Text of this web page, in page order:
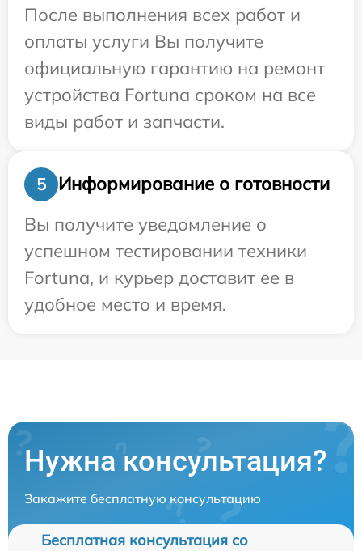
После выполнения всех работ и
оплаты услуги Вы получите
официальную гарантию на ремонт
устройства Fortuna сроком на все
виды работ и запчасти.
5
Информирование о готовности
Вы получите уведомление о
успешном тестировании техники
Fortuna, и курьер доставит ее в
удобное место и время.
Нужна консультация?
Закажите бесплатную консультацию
Бесплатная консультация со